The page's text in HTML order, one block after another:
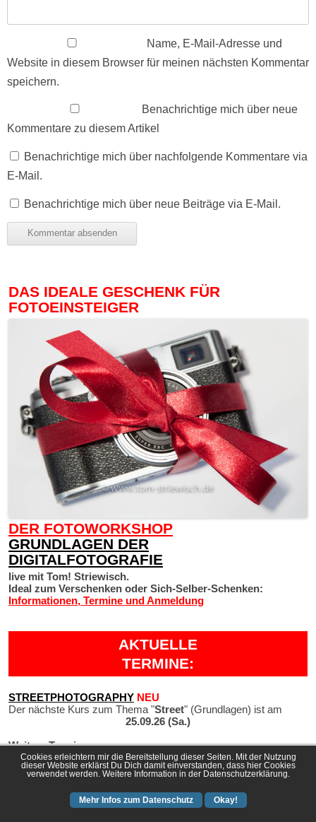
Name, E-Mail-Adresse und
Website in diesem Browser für meinen nächsten Kommentar
speichern.
Benachrichtige mich über neue
Kommentare zu diesem Artikel
Benachrichtige mich über nachfolgende Kommentare via
E-Mail.
Benachrichtige mich über neue Beiträge via E-Mail.
DAS IDEALE GESCHENK FÜR
FOTOEINSTEIGER
DER FOTOWORKSHOP
GRUNDLAGEN DER
DIGITALFOTOGRAFIE
live mit Tom! Striewisch.
Ideal zum Verschenken oder Sich-Selber-Schenken:
Informationen, Termine und Anmeldung
AKTUELLE
TERMINE:
STREETPHOTOGRAPHY NEU
Der nächste Kurs zum Thema "Street" (Grundlagen) ist am
25.09.26 (Sa.)
Weitere Termine:
30.10.26 (Sa.)
Informationen und Anmeldung
Cookies erleichtern mir die Bereitstellung dieser Seiten. Mit der Nutzung
dieser Website erklärst Du Dich damit einverstanden, dass hier Cookies
verwendet werden. Weitere Information in der Datenschutzerklärung.
Mehr Infos zum Datenschutz Okay!